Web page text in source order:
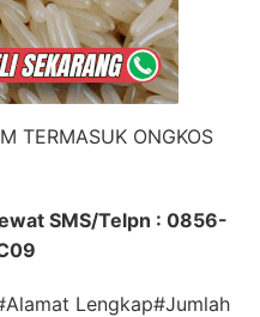
TERMASUK ONGKOS
SMS/Telpn : 0856-
Lengkap#Jumlah